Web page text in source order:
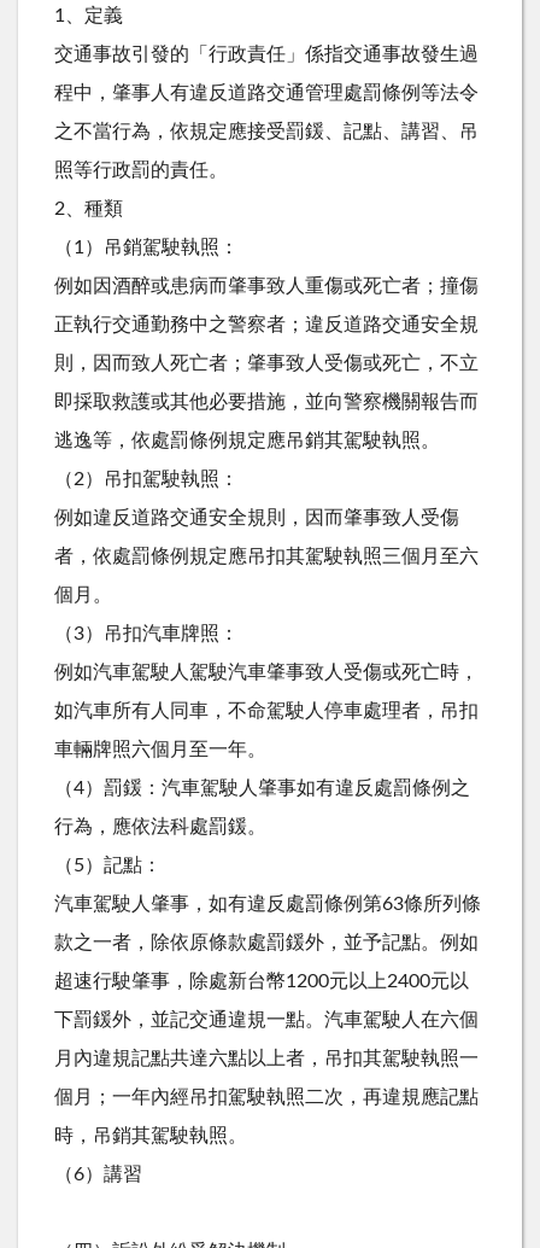
1、定義
交通事故引發的「行政責任」係指交通事故發生過
程中，肇事人有違反道路交通管理處罰條例等法令
之不當行為，依規定應接受罰鍰、記點、講習、吊
照等行政罰的責任。
2、種類
（1）吊銷駕駛執照：
例如因酒醉或患病而肇事致人重傷或死亡者；撞傷
正執行交通勤務中之警察者；違反道路交通安全規
則，因而致人死亡者；肇事致人受傷或死亡，不立
即採取救護或其他必要措施，並向警察機關報告而
逃逸等，依處罰條例規定應吊銷其駕駛執照。
（2）吊扣駕駛執照：
例如違反道路交通安全規則，因而肇事致人受傷
者，依處罰條例規定應吊扣其駕駛執照三個月至六
個月。
（3）吊扣汽車牌照：
例如汽車駕駛人駕駛汽車肇事致人受傷或死亡時，
如汽車所有人同車，不命駕駛人停車處理者，吊扣
車輛牌照六個月至一年。
（4）罰鍰：汽車駕駛人肇事如有違反處罰條例之
行為，應依法科處罰鍰。
（5）記點：
汽車駕駛人肇事，如有違反處罰條例第63條所列條
款之一者，除依原條款處罰鍰外，並予記點。例如
超速行駛肇事，除處新台幣1200元以上2400元以
下罰鍰外，並記交通違規一點。汽車駕駛人在六個
月內違規記點共達六點以上者，吊扣其駕駛執照一
個月；一年內經吊扣駕駛執照二次，再違規應記點
時，吊銷其駕駛執照。
（6）講習